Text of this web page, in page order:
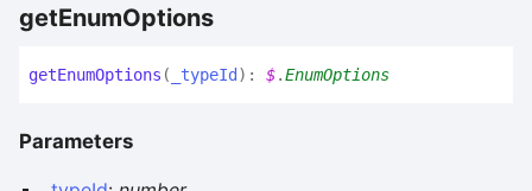
getEnumOptions
getEnumOptions ( _typeId ) : $.EnumOptions
Parameters